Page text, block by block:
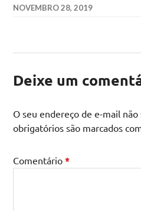
NOVEMBRO 28, 2019
Deixe um
O seu endereço de e-mail não
obrigatórios são marcados
Comentário*